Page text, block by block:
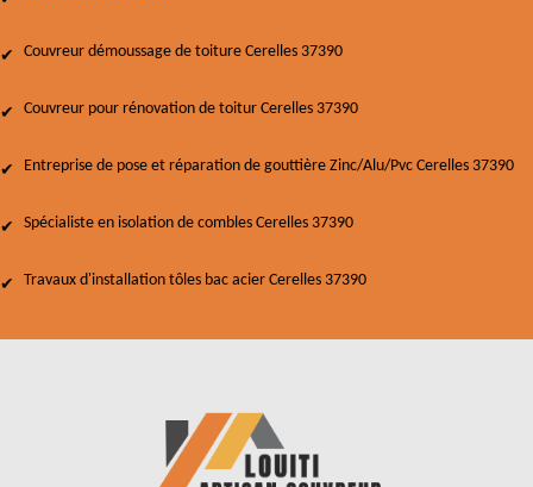
Couvreur démoussage de toiture Cerelles 37390
Couvreur pour rénovation de toitur Cerelles 37390
Entreprise de pose et réparation de gouttière Zinc/Alu/Pvc Cerelles 37390
Spécialiste en isolation de combles Cerelles 37390
Travaux d'installation tôles bac acier Cerelles 37390